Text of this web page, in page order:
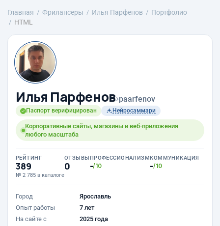
Главная Фрилансеры Илья Парфенов
Портфолио
HTML
Илья Парфенов›paarfenov
Паспорт верифицирован Нейросаммари
Корпоративные сайты, магазины и веб-приложения
любого масштаба
РЕЙТИНГ
389
№ 2 785 в каталоге
ОТЗЫВЫ
0
ПРОФЕССИОНАЛИЗМ
-/10
КОММУНИКАЦИЯ
-/10
Город
Ярославль
Опыт работы
7 лет
На сайте с
2025 года